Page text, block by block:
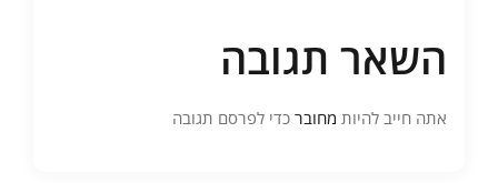
השאר תגובה
אתה חייב להיות מחובר כדי לפרסם תגובה